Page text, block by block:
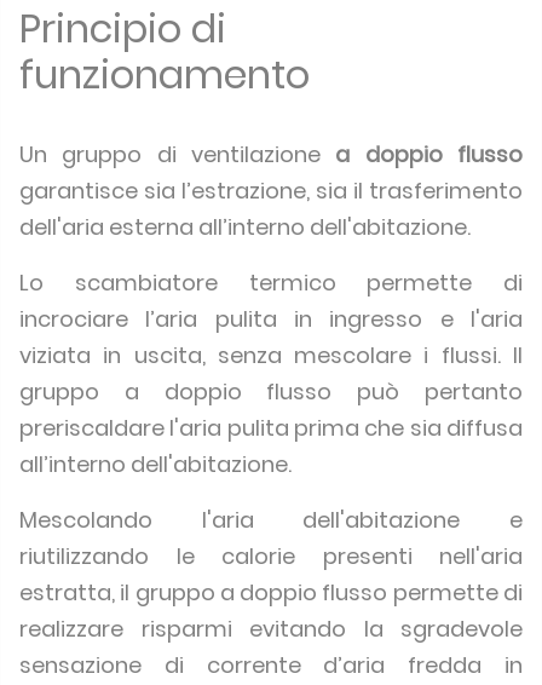
Principio di
funzionamento
Un gruppo di ventilazione a doppio flusso
garantisce sia l’estrazione, sia il trasferimento
dell'aria esterna all’interno dell'abitazione.
Lo scambiatore termico permette di
incrociare l’aria pulita in ingresso e l'aria
viziata in uscita, senza mescolare i flussi. Il
gruppo a doppio flusso può pertanto
preriscaldare l'aria pulita prima che sia diffusa
all’interno dell'abitazione.
Mescolando l'aria dell'abitazione e
riutilizzando le calorie presenti nell'aria
estratta, il gruppo a doppio flusso permette di
realizzare risparmi evitando la sgradevole
sensazione di corrente d’aria fredda in